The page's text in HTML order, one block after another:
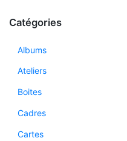
Catégories
Albums
Ateliers
Boites
Cadres
Cartes